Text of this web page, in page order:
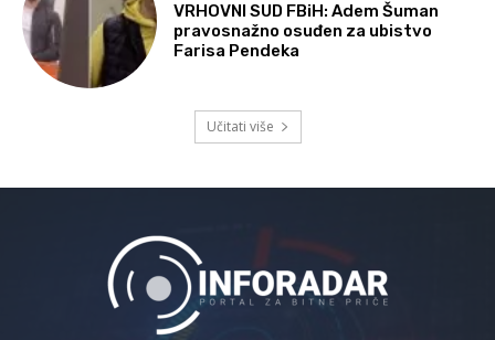
VRHOVNI SUD FBiH: Adem Šuman
pravosnažno osuđen za ubistvo
Farisa Pendeka
Učitati više